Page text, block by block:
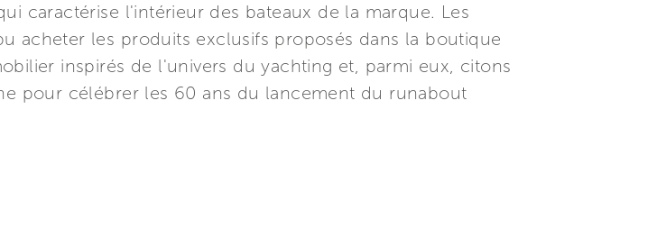
caractérise l'intérieur des bateaux de la marque. Les
acheter les produits exclusifs proposés dans la boutique
inspirés de l'univers du yachting et, parmi eux, citons
pour célébrer les 60 ans du lancement du runabout